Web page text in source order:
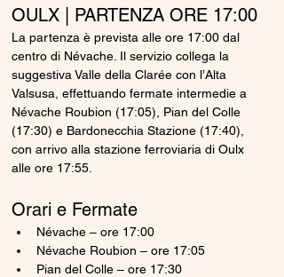
OULX | PARTENZA ORE 17:00
La partenza è prevista alle ore 17:00 dal
centro di Névache. Il servizio collega la
suggestiva Valle della Clarée con l’Alta
Valsusa, effettuando fermate intermedie a
Névache Roubion (17:05), Pian del Colle
(17:30) e Bardonecchia Stazione (17:40),
con arrivo alla stazione ferroviaria di Oulx
alle ore 17:55.
Orari e Fermate
Névache – ore 17:00
Névache Roubion – ore 17:05
Pian del Colle – ore 17:30